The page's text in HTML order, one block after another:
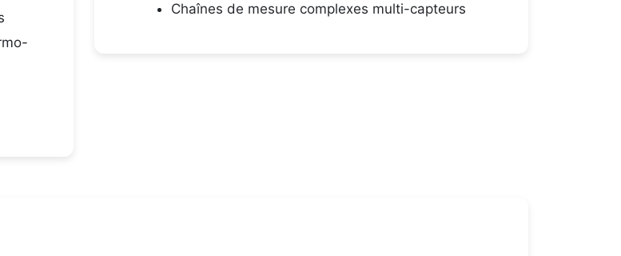
Chaînes de mesure complexes multi-capteurs